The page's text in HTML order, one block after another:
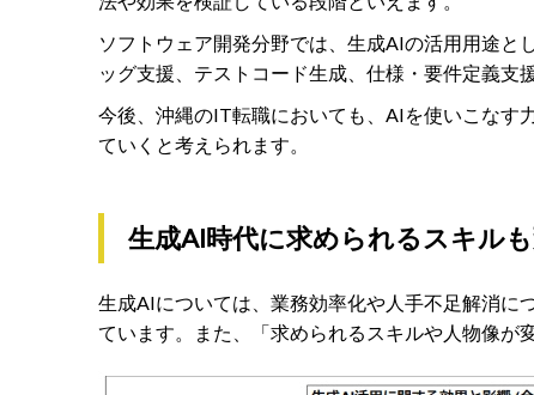
ソフトウェア開発分野では、生成AIの活用用途
ッグ支援、テストコード生成、仕様・要件定義支
今後、沖縄のIT転職においても、AIを使いこなす
ていくと考えられます。
生成AI時代に求められるスキル
生成AIについては、業務効率化や人手不足解消に
ています。また、「求められるスキルや人物像が